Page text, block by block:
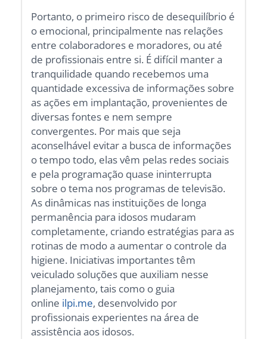
Portanto, o primeiro risco de desequilíbrio é
o emocional, principalmente nas relações
entre colaboradores e moradores, ou até
de profissionais entre si. É difícil manter a
tranquilidade quando recebemos uma
quantidade excessiva de informações sobre
as ações em implantação, provenientes de
diversas fontes e nem sempre
convergentes. Por mais que seja
aconselhável evitar a busca de informações
o tempo todo, elas vêm pelas redes sociais
e pela programação quase ininterrupta
sobre o tema nos programas de televisão.
As dinâmicas nas instituições de longa
permanência para idosos mudaram
completamente, criando estratégias para as
rotinas de modo a aumentar o controle da
higiene. Iniciativas importantes têm
veiculado soluções que auxiliam nesse
planejamento, tais como o guia
online ilpi.me, desenvolvido por
profissionais experientes na área de
assistência aos idosos.